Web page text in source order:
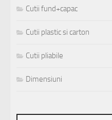
Cutii fund+capac
Cutii plastic si carton
Cutii pliabile
Dimensiuni